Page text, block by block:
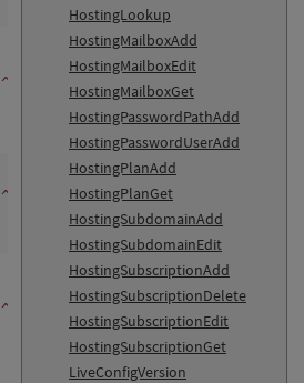
HostingLookup
HostingMailboxAdd
HostingMailboxEdit
HostingMailboxGet
HostingPasswordPathAdd
HostingPasswordUserAdd
HostingPlanAdd
HostingPlanGet
HostingSubdomainAdd
HostingSubdomainEdit
HostingSubscriptionAdd
HostingSubscriptionDelete
HostingSubscriptionEdit
HostingSubscriptionGet
LiveConfigVersion
^[\w.-]{12}$ yes
new contact ID
of the
technical
contact
^[\w.-]{12}$ yes
new contact ID
of the billing
contact
^[012]$ yes
new status (
active,1=
locked,
suspended)